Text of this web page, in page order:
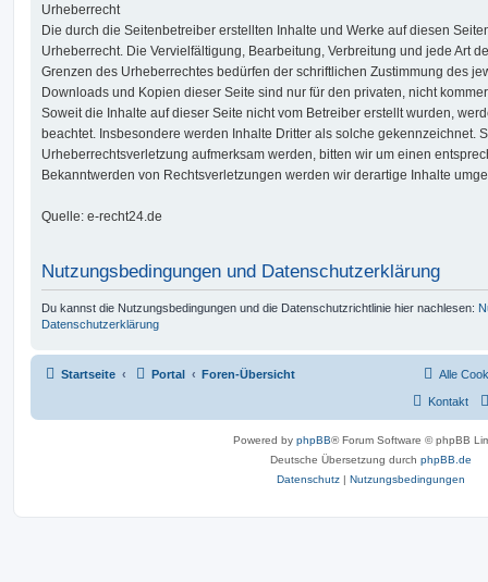
Urheberrecht
Die durch die Seitenbetreiber erstellten Inhalte und Werke auf diesen
Urheberrecht. Die Vervielfältigung, Bearbeitung, Verbreitung und jede Art
Grenzen des Urheberrechtes bedürfen der schriftlichen Zustimmung des
Downloads und Kopien dieser Seite sind nur für den privaten, nicht
Soweit die Inhalte auf dieser Seite nicht vom Betreiber erstellt wurden,
beachtet. Insbesondere werden Inhalte Dritter als solche gekennzeichnet.
Urheberrechtsverletzung aufmerksam werden, bitten wir um einen
Bekanntwerden von Rechtsverletzungen werden wir derartige Inhalte
Quelle: e-recht24.de
Nutzungsbedingungen und Datenschutzerklärung
Du kannst die Nutzungsbedingungen und die Datenschutzrichtlinie hier nachlesen:
Datenschutzerklärung
Startseite Portal Foren-Übersicht Alle
Kontakt
Powered by phpBB® Forum Software © phpBB
Deutsche Übersetzung durch phpBB.de
Datenschutz | Nutzungsbedingungen